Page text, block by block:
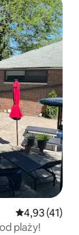
Średnia
4,93 (41)
plaży!